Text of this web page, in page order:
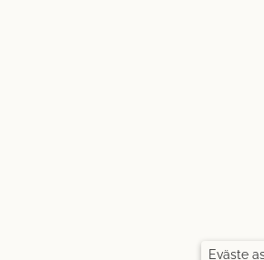
Eväste